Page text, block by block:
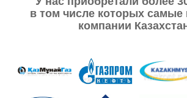
в том числе которых самые
компании